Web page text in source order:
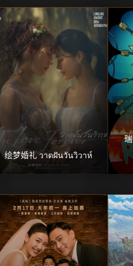
绘梦婚礼 วาดฝันวันวิวาห์